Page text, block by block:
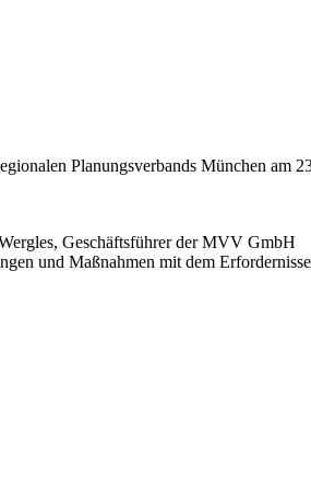
Planungsverbands München am
Geschäftsführer der MVV GmbH
und Maßnahmen mit dem